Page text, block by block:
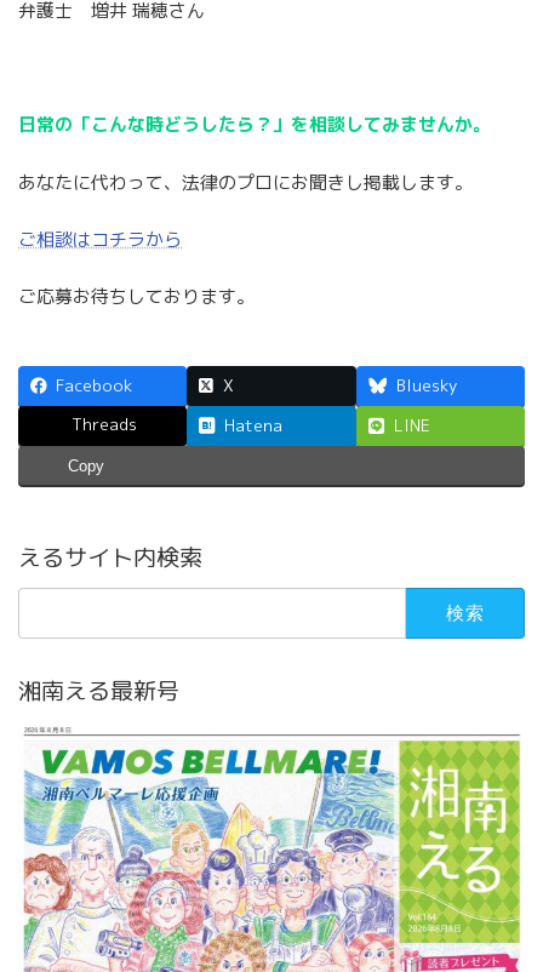
弁護士 増井 瑞穂さん
日常の「こんな時どうしたら？」を相談してみませんか。
あなたに代わって、法律のプロにお聞きし掲載します。
ご相談はコチラから
ご応募お待ちしております。
Facebook X
Bluesky
Threads
Hatena LINE
Copy
えるサイト内検索
湘南える最新号